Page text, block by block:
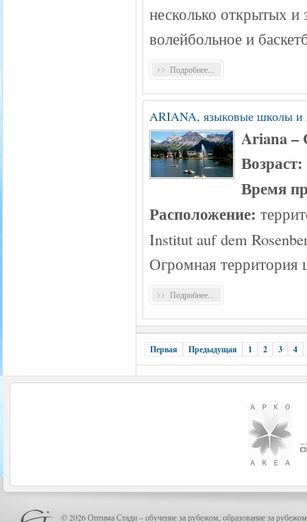
несколько открытых
волейбольное и
Подробнее...
ARIANA, языковые школы и
Ariana –
Возраст:
Время
Расположение:
Institut auf dem
Огромная
Подробнее...
Первая Предыдущая 1 2 3 4
© 2026 Оптима Стади – обучение за рубежом, образование за